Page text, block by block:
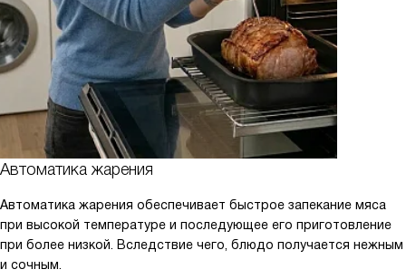
Автоматика жарения
Автоматика жарения обеспечивает быстрое запекание мяса
при высокой температуре и последующее его приготовление
при более низкой. Вследствие чего, блюдо получается нежным
и сочным.